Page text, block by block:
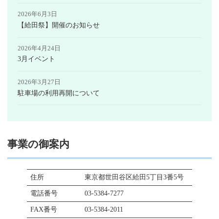
2026年6月3日
【給田祭】開催のお知らせ
2026年4月24日
3月イベント
2026年3月27日
駐車場の利用再開について
事業の御案内
住所 東京都世田谷区給田5丁目3番5号
電話番号 03-5384-7277
FAX番号 03-5384-2011